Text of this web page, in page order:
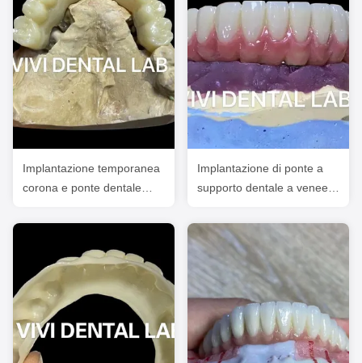
Implantazione temporanea
corona e ponte dentale
Implantazione di ponte a
supporto dentale a veneer
personalizzato